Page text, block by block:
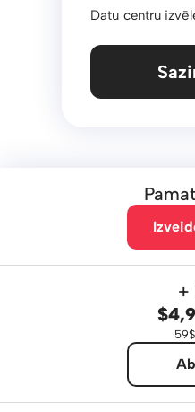
Datu centru
+